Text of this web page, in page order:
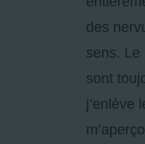
des
sens. Le
sont
j’enlève